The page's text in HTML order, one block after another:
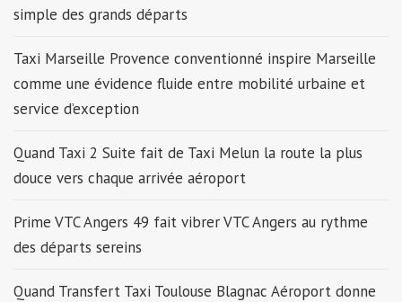
simple des grands départs
Taxi Marseille Provence conventionné inspire Marseille
comme une évidence fluide entre mobilité urbaine et
service d’exception
Quand Taxi 2 Suite fait de Taxi Melun la route la plus
douce vers chaque arrivée aéroport
Prime VTC Angers 49 fait vibrer VTC Angers au rythme
des départs sereins
Quand Transfert Taxi Toulouse Blagnac Aéroport donne